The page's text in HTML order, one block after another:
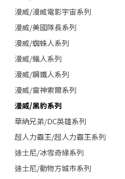
漫威/漫威電影宇宙系列
漫威/美國隊長系列
漫威/蜘蛛人系列
漫威/蟻人系列
漫威/鋼鐵人系列
漫威/雷神索爾系列
漫威/黑豹系列
華納兄弟/DC英雄系列
超人力霸王/超人力霸王系列
迪士尼/冰雪奇緣系列
迪士尼/動物方城市系列